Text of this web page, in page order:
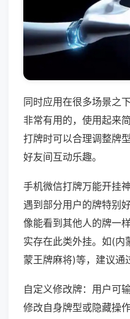
同时应用在很多场景之
非常有用的，使用起来
打牌时可以合理调整牌
好友间互动乐趣。
手机微信打牌万能开挂
遇到部分用户的牌特别
像能看到其他人的牌一
实存在此类外挂。如(内
蒙王牌麻将)等，建议通
自定义修改牌：用户可
修改自身牌型或隐藏操